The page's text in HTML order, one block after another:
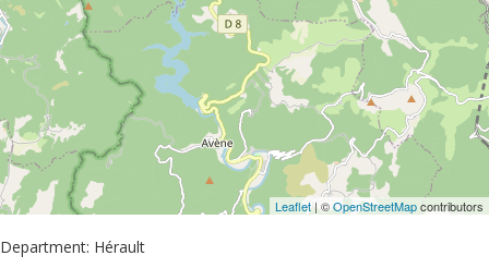
Leaflet| ©OpenStreetMapcontributors
Department: Hérault